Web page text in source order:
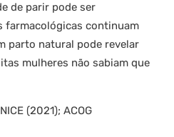
de parir pode ser
farmacológicas continuam
parto natural pode revelar
mulheres não sabiam que
(2021); ACOG